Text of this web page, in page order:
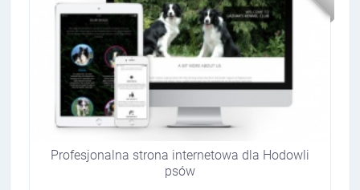
Profesjonalna strona internetowa dla Hodowli
psów